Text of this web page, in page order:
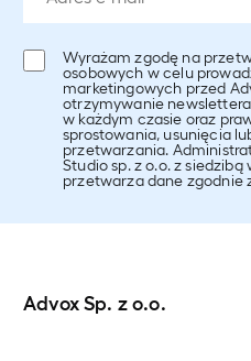
Advox Sp. z o.o.
Wyrażam zgodę na
osobowych w celu
marketingowych przed
otrzymywanie
w każdym czasie oraz
sprostowania, usunięcia
przetwarzania.
Studio sp. z o.o. z
przetwarza dane zgodnie